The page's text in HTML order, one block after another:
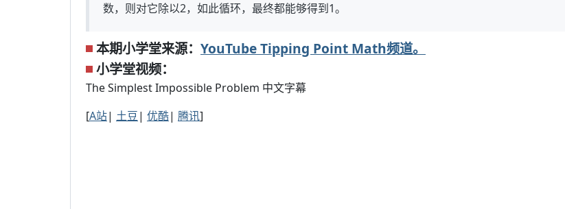
数，则对它除以2，如此循环，最终都能够得到1。
本期小学堂来源： YouTube Tipping Point Math频道。
小学堂视频：
The Simplest Impossible Problem 中文字幕
[A站| 土豆| 优酷| 腾讯]